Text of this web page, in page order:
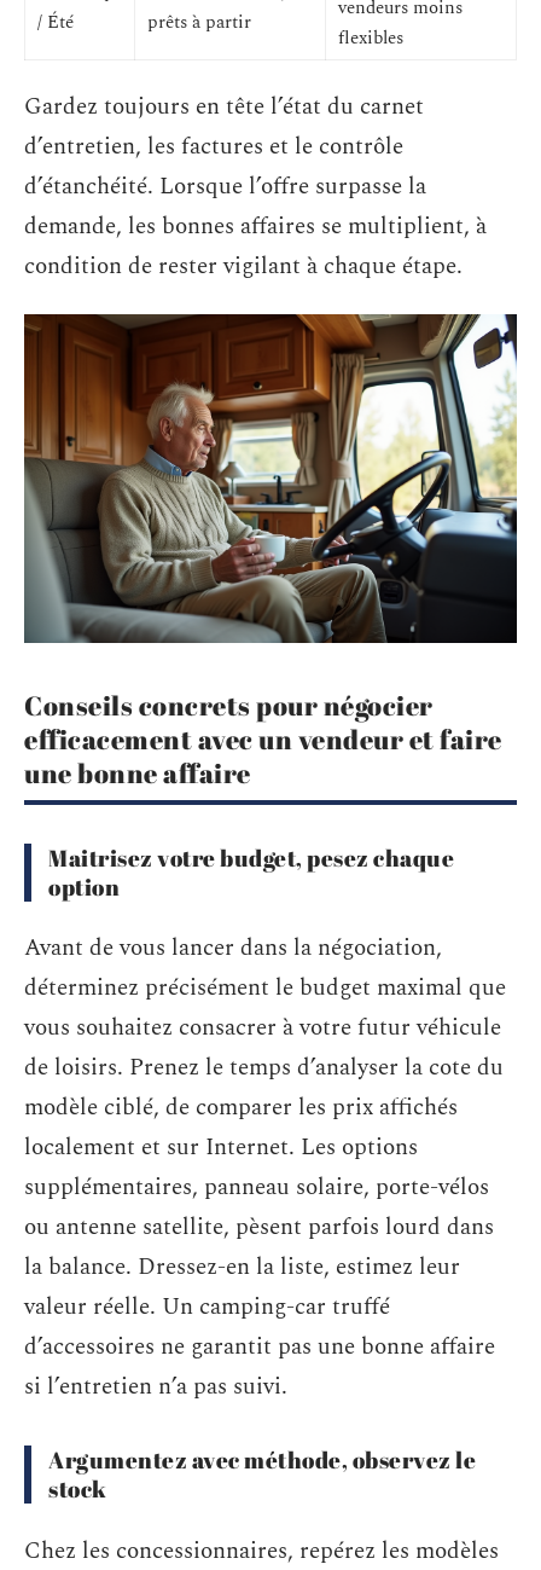
/ Été
prêts à partir
vendeurs moins
flexibles
Gardez toujours en tête l’état du carnet
d’entretien, les factures et le contrôle
d’étanchéité. Lorsque l’offre surpasse la
demande, les bonnes affaires se multiplient, à
condition de rester vigilant à chaque étape.
Conseils concrets pour négocier
efficacement avec un vendeur et faire
une bonne affaire
Maitrisez votre budget, pesez chaque
option
Avant de vous lancer dans la négociation,
déterminez précisément le budget maximal que
vous souhaitez consacrer à votre futur véhicule
de loisirs. Prenez le temps d’analyser la cote du
modèle ciblé, de comparer les prix affichés
localement et sur Internet. Les options
supplémentaires, panneau solaire, porte-vélos
ou antenne satellite, pèsent parfois lourd dans
la balance. Dressez-en la liste, estimez leur
valeur réelle. Un camping-car truffé
d’accessoires ne garantit pas une bonne affaire
si l’entretien n’a pas suivi.
Argumentez avec méthode, observez le
stock
Chez les concessionnaires, repérez les modèles